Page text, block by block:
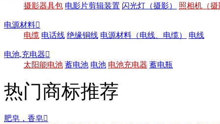
摄影器具包 电影片剪辑装置 闪光灯（摄影） 照相机（摄
电源材料
电缆 电话线 绝缘铜线 电源材料（电线、电缆） 电线
电池,充电器
太阳能电池 蓄电池 电池 电池充电器 蓄电瓶
热门商标推荐
肥皂，香皂